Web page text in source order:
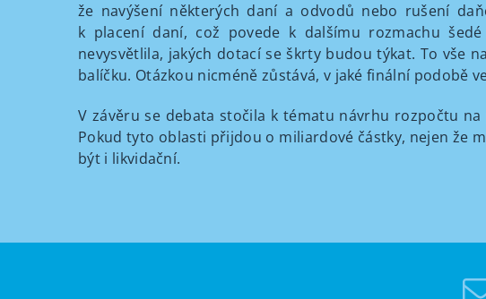
že navýšení některých daní a odvodů nebo rušení
k placení daní, což povede k dalšímu rozmachu
nevysvětlila, jakých dotací se škrty budou týkat. To vše
balíčku. Otázkou nicméně zůstává, v jaké finální podobě
V závěru se debata stočila k tématu návrhu rozpočtu
Pokud tyto oblasti přijdou o miliardové částky, nejen že
být i likvidační.